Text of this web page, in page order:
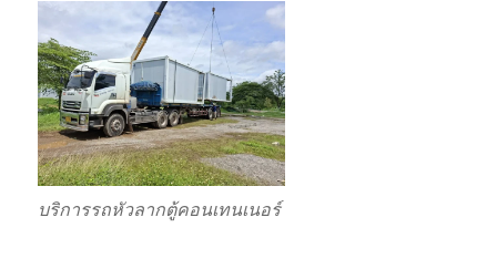
บริการรถหัวลากตู้คอนเทนเนอร์